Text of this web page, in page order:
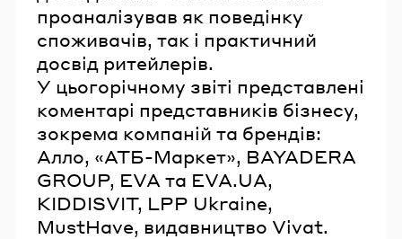
проаналізував як поведінку
споживачів, так і практичний
досвід ритейлерів.
У цьогорічному звіті представлені
коментарі представників бізнесу,
зокрема компаній та брендів:
Алло, «АТБ-Маркет», BAYADERA
GROUP, EVA та EVA.UA,
KIDDISVIT, LPP Ukraine,
MustHave, видавництво Vivat.